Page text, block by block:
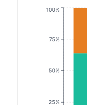
25%
50%
75%
100%